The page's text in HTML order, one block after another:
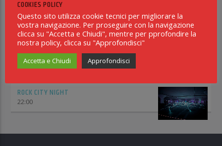
18:00
RADIO WEB
18:15
INCONTRO NEROAZZURRO
21:00
ROCK CITY NIGHT
22:00
COOKIES POLICY
Questo sito utilizza cookie tecnici per migliorare la
vostra navigazione. Per proseguire con la navigazione
clicca su "Accetta e Chiudi", mentre per pprofondire la
nostra policy, clicca su "Approfondisci"
Accetta e Chiudi Approfondisci